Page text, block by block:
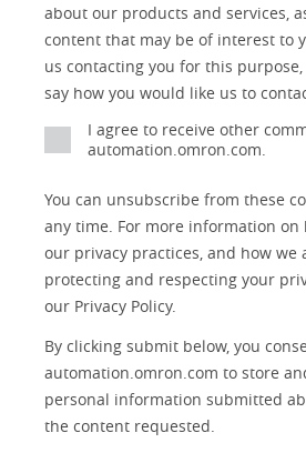
Identification
and Vision
Drives
SYSMAC
Motion and
Drive
Panel
Building
Quality Control
Safety Solutions
Technical Support
Training
Predictive
Maintenance
Flexible
Manufacturing
Sysmac Platform
about our products and services,
content that may be of interest to
us contacting you for this
say how you would like us to
I agree to receive other
automation.omron.com.
You can unsubscribe from these
any time. For more information on
our privacy practices, and how we
protecting and respecting your
our Privacy Policy.
By clicking submit below, you
automation.omron.com to store
personal information submitted
the content requested.